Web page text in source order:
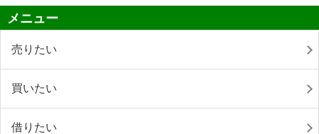
メニュー
売りたい
買いたい
借りたい